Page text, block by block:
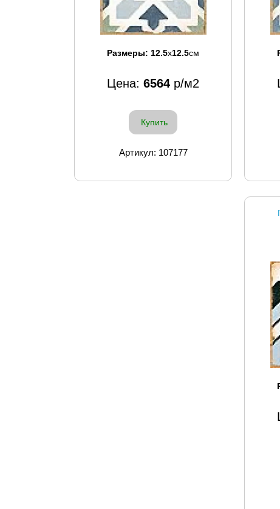
Размеры: 12.5x12.5см
Цена: 6564 р/м2
Купить
Артикул: 107177